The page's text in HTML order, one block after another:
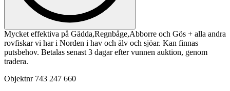
Mycket effektiva på Gädda,Regnbåge,Abborre och Gös + alla andra
rovfiskar vi har i Norden i hav och älv och sjöar. Kan finnas
putsbehov. Betalas senast 3 dagar efter vunnen auktion, genom
tradera.
Objektnr 743 247 660